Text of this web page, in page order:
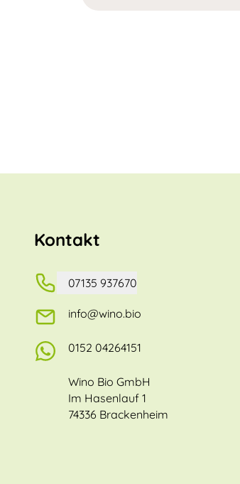
Kontakt
07135 937670
info@wino.bio
0152 04264151
Wino Bio GmbH
Im Hasenlauf 1
74336 Brackenheim